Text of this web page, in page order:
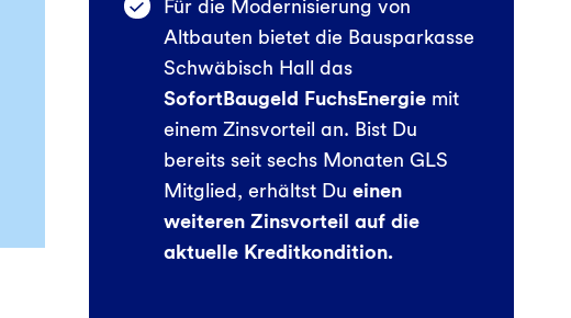
Für die Modernisierung von
Altbauten bietet die Bausparkasse
Schwäbisch Hall das
SofortBaugeld FuchsEnergie mit
einem Zinsvorteil an. Bist Du
bereits seit sechs Monaten GLS
Mitglied, erhältst Dueinen
weiteren Zinsvorteil auf die
aktuelle Kreditkondition.